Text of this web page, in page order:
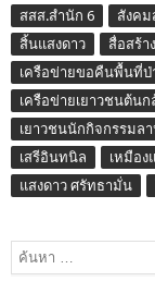
สสส.สำนัก 6
สังคม
สิ้นแสงดาว
สื่อสร้า
เครือข่ายขอคืนพื้นที่ป่
เครือข่ายเยาวชนต้น
เยาวชนนักกิจกรรมล
เสรีอินทนิล
เหมือ
แสงดาว ศรัทธามั่น